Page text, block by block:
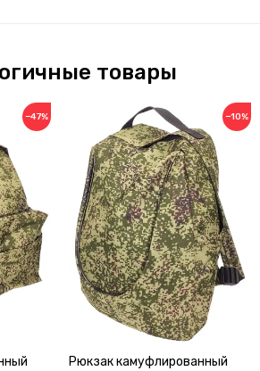
товары
−47% −10%
Рюкзак камуфлированный